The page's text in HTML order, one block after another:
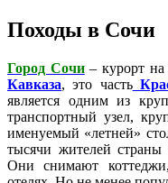
Походы в Сочи
Город Сочи– курорт на
Кавказа, это часть
является одним из
транспортный узел,
именуемый «летней»
тысячи жителей
Они снимают